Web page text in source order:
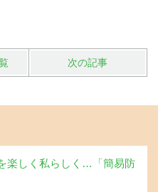
次の記事
楽しく私らしく…「簡易防